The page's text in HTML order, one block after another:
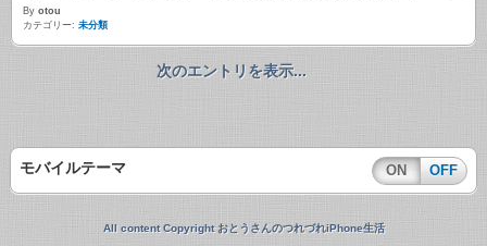
By otou
カテゴリー: 未分類
次のエントリを表示...
モバイルテーマ ON OFF
All content Copyright おとうさんのつれづれiPhone生活